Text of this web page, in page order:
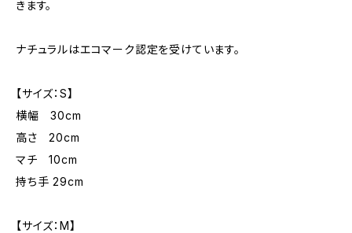
きます。
ナチュラルはエコマーク認定を受けています。
【サイズ：S】
横幅 30cm
高さ 20cm
マチ 10cm
持ち手 29cm
【サイズ：M】